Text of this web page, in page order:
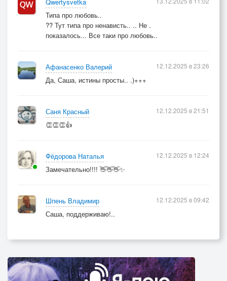
Типа про любовь..
?? Тут типа про ненависть.. .. Не .
показалось... Все таки про любовь..
Афанасенко Валерий
Да, Саша, истины просты.. .)+++
12.12.2025 в 23:26
Саня Красный
👏👏👏👍
12.12.2025 в 21:51
Фёдорова Наталья
Замечательно!!!! 👋👋👋✨
12.12.2025 в 12:24
Шпень Владимир
Саша, поддерживаю!..
12.12.2025 в 09:42